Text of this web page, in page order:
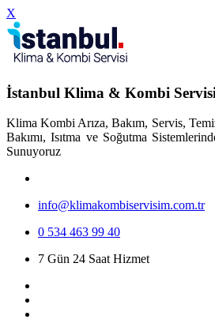
X
İstanbul Klima & Kombi Servisi
Klima Kombi Arıza, Bakım, Servis,
Bakımı, Isıtma ve Soğutma
Sunuyoruz
info@klimakombiservisim.com.tr
0 534 463 99 40
7 Gün 24 Saat Hizmet